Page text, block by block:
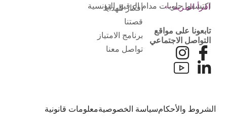
اكتشفوا حلويات مدام الرقيق التونسية
اقرأ المزيد
تابعونا على مواقع
التواصل الاجتماعي
أفكار للهدايا
قصتنا
برنامج الامتياز
تواصل معنا
والأحكامسياسة الخصوصيةمعلومات قانونية